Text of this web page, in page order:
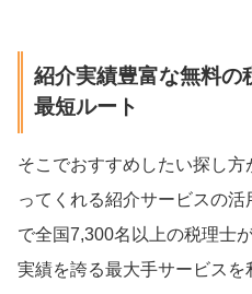
紹介実績豊富な無料の
最短ルート
そこでおすすめしたい探し
ってくれる紹介サービスの
で全国7,300名以上の税理士
実績を誇る最大手サービスを